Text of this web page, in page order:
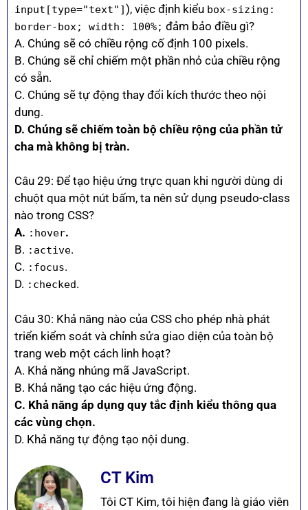
input[type="text"]), việc định kiểu box-sizing:
border-box; width: 100%; đảm bảo điều gì?
A. Chúng sẽ có chiều rộng cố định 100 pixels.
B. Chúng sẽ chỉ chiếm một phần nhỏ của chiều rộng
có sẵn.
C. Chúng sẽ tự động thay đổi kích thước theo nội
dung.
D. Chúng sẽ chiếm toàn bộ chiều rộng của phần tử
cha mà không bị tràn.
Câu 29: Để tạo hiệu ứng trực quan khi người dùng di
chuột qua một nút bấm, ta nên sử dụng pseudo-class
nào trong CSS?
A. :hover.
B. :active.
C. :focus.
D. :checked.
Câu 30: Khả năng nào của CSS cho phép nhà phát
triển kiểm soát và chỉnh sửa giao diện của toàn bộ
trang web một cách linh hoạt?
A. Khả năng nhúng mã JavaScript.
B. Khả năng tạo các hiệu ứng động.
C. Khả năng áp dụng quy tắc định kiểu thông qua
các vùng chọn.
D. Khả năng tự động tạo nội dung.
CT Kim
Tôi CT Kim, tôi hiện đang là giáo viên